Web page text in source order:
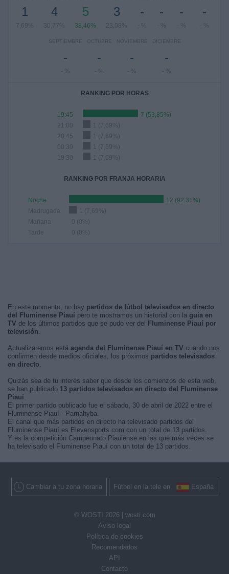
1
7,69%
4
30,77%
5
38,46%
3
23,08%
-
- %
-
- %
-
- %
-
- %
SEPTIEMBRE
-
- %
OCTUBRE
-
- %
NOVIEMBRE
-
- %
DICIEMBRE
-
- %
RANKING POR HORAS
19:45
7 (53,85%)
21:00
1 (7,69%)
20:45
1 (7,69%)
00:30
1 (7,69%)
19:30
1 (7,69%)
RANKING POR FRANJA HORARIA
Noche
12 (92,31%)
Madrugada
1 (7,69%)
Mañana
0 (0%)
Tarde
0 (0%)
En este momento, no hay partidos de fútbol televisados en directo
del Fluminense Piauí pero te mostramos un historial con la guía en
TV de los últimos partidos que se pudo ver del
Fluminense Piauí por
televisión.
Actualizaremos está agenda del Fluminense Piauí en TV cuando nos
confirmen desde medios oficiales, los próximos partidos televisados
en directo.
Quizás sea de tu interés saber que desde los comienzos de esta web,
se han publicado 13 partidos televisados en directo del Fluminense
Piauí.
El primer partido publicado fue el sábado, 30 de abril de 2022 entre el
Fluminense Piauí - Parnahyba.
El canal que más partidos en directo ha televisado partidos del
Fluminense Piauí es Elevensports.com con un total de 13 partidos.
Y es la competición Campeonato Piauiense en las que más veces se
ha televisado el Fluminense Piauí con un total de 13 partidos.
Cambiar a tu zona horaria Fútbol en la tele en España
© WOSTI 2026 | wosti.com
Aviso legal
Política de cookies
Recomendados
API
Contacto